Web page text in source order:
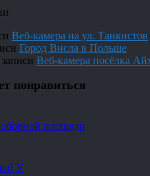
Веб-камера на ул. Танкистов
Город Висла в Польше
Веб-камера посёлка
понравиться
площади